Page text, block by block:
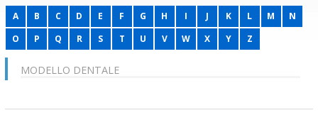
A B C D E F G H I J K L M
N
O
P Q R S T U V W X Y Z
MODELLO DENTALE